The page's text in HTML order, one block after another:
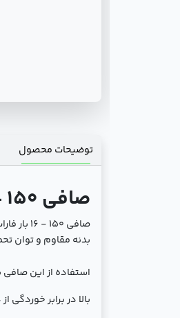
توضیحات محصول
صافی 150 - 16 بار (مخصوص بخار) فاراب:
صافی
بدنه مقاوم و توان تحمل فشار کاری 16 بار و دمای بالا، عملکردی
استفاده از این
بالا در برابر